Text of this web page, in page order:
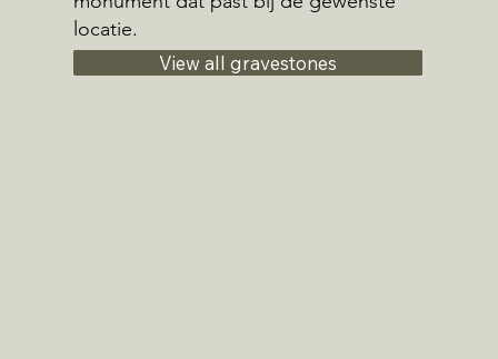
locatie.
View all gravestones